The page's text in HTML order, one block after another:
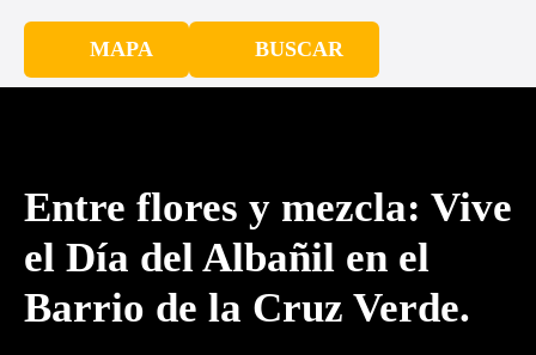
MAPA BUSCAR
Entre flores y mezcla: Vive
el Día del Albañil en el
Barrio de la Cruz Verde.